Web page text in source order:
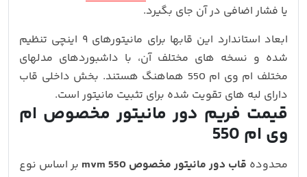
یا فشار اضافی در آن جای بگیرد.
ابعاد استاندارد این قابها برای مانیتورهای ۹ اینچی تنظیم
شده و نسخه‌ های مختلف آن، با داشبوردهای مدلهای
مختلف ام وی ام 550 هماهنگ هستند. بخش داخلی قاب
دارای لبه‌ های تقویت‌ شده برای تثبیت مانیتور است.
قیمت فریم دور مانیتور مخصوص ام
وی ام 550
محدوده قاب دور مانیتور مخصوص mvm 550
بر اساس نوع